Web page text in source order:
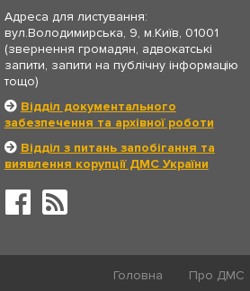
Адреса для листування:
вул.Володимирська, 9, м.Київ, 01001
(звернення громадян, адвокатські
запити, запити на публічну інформацію
тощо)
Відділ документального
забезпечення та архівної роботи
Відділ з питань запобігання та
виявлення корупції ДМС України
Головна Про ДМС